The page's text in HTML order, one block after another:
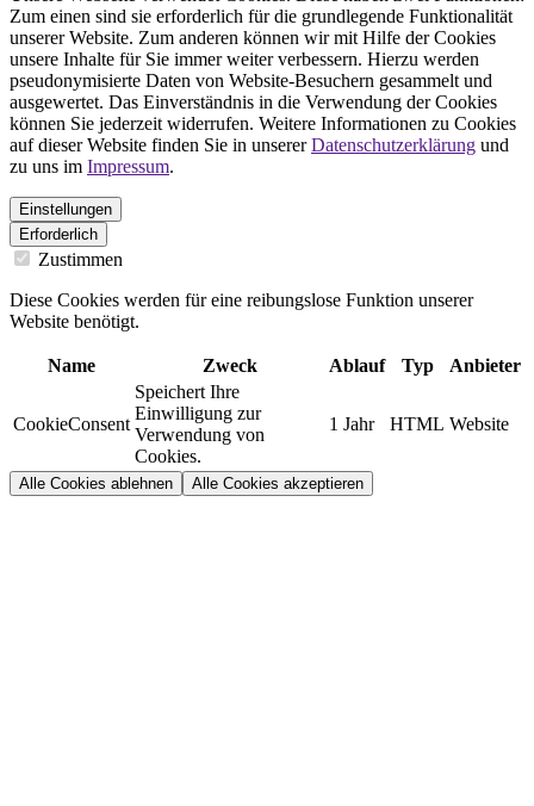
Zum einen sind sie erforderlich für die grundlegende Funktionalität
unserer Website. Zum anderen können wir mit Hilfe der Cookies
unsere Inhalte für Sie immer weiter verbessern. Hierzu werden
pseudonymisierte Daten von Website-Besuchern gesammelt und
ausgewertet. Das Einverständnis in die Verwendung der Cookies
können Sie jederzeit widerrufen. Weitere Informationen zu Cookies
auf dieser Website finden Sie in unsererDatenschutzerklärung und
zu uns im Impressum.
Einstellungen
Erforderlich
Zustimmen
Diese Cookies werden für eine reibungslose Funktion unserer
Website benötigt.
Name Zweck Ablauf Typ Anbieter
CookieConsent
Speichert Ihre
Einwilligung zur
Verwendung von
Cookies.
1 Jahr HTML Website
Alle Cookies ablehnen Alle Cookies akzeptieren